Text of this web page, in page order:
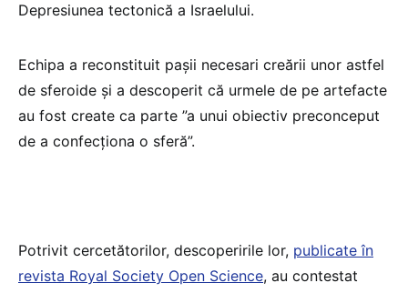
Depresiunea tectonică a Israelului.
Echipa a reconstituit paşii necesari creării unor astfel
de sferoide şi a descoperit că urmele de pe artefacte
au fost create ca parte ”a unui obiectiv preconceput
de a confecţiona o sferă”.
Potrivit cercetătorilor, descoperirile lor, publicate în
revista Royal Society Open Science, au contestat